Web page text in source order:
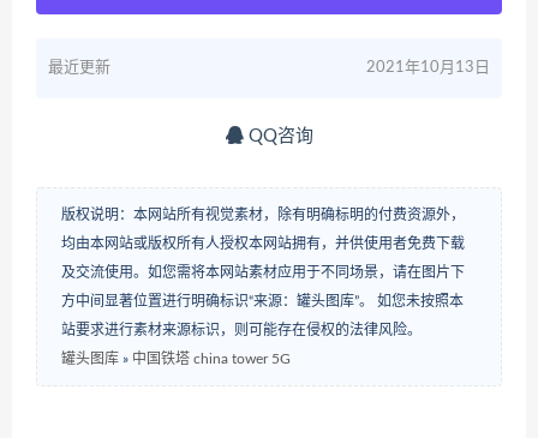
最近更新 2021年10月13日
QQ咨询
版权说明：本网站所有视觉素材，除有明确标明的付费资源外，
均由本网站或版权所有人授权本网站拥有，并供使用者免费下载
及交流使用。如您需将本网站素材应用于不同场景，请在图片下
方中间显著位置进行明确标识“来源：罐头图库”。 如您未按照本
站要求进行素材来源标识，则可能存在侵权的法律风险。
罐头图库 » 中国铁塔 china tower 5G